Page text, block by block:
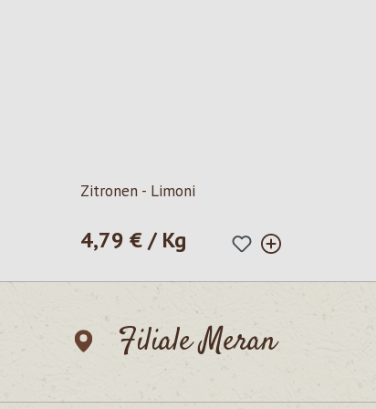
Zitronen - Limoni
Regulärer Preis:
4,79 € / Kg
Filiale Meran